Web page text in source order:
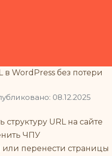
WordPress без потери
08.12.2025
URL на сайте
ЧПУ
перенести страницы